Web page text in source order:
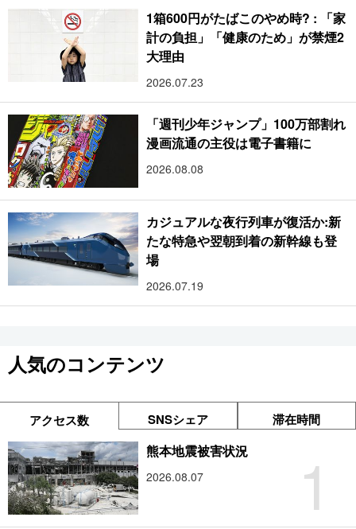
1箱600円がたばこのやめ時? : 「家
計の負担」「健康のため」が禁煙2
大理由
2026.07.23
「週刊少年ジャンプ」100万部割れ
漫画流通の主役は電子書籍に
2026.08.08
カジュアルな夜行列車が復活か:新
たな特急や翌朝到着の新幹線も登
場
2026.07.19
人気のコンテンツ
アクセス数 SNSシェア 滞在時間
1
熊本地震被害状況
2026.08.07